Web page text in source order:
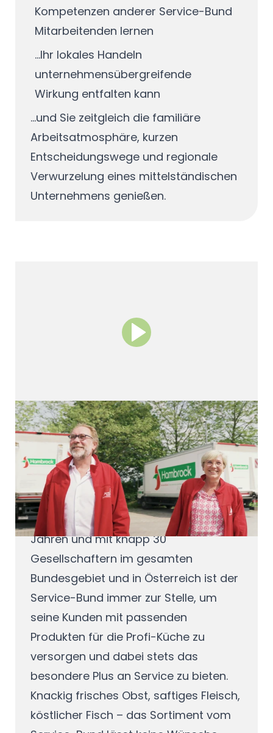
Kompetenzen anderer Service-Bund
Mitarbeitenden lernen
...Ihr lokales Handeln
unternehmensübergreifende
Wirkung entfalten kann
...und Sie zeitgleich die familiäre
Arbeitsatmosphäre, kurzen
Entscheidungswege und regionale
Verwurzelung eines mittelständischen
Unternehmens genießen.
50 Jahre Familien-Traditionen
Wer seine Gäste jeden Tag aufs Neue
verwöhnen will, der braucht einen
starken Partner an seiner Seite. Der
Service-Bund unterstützt Profi-Köche
im Außer-Haus-Markt. Seit mehr als 50
Jahren und mit knapp 30
Gesellschaftern im gesamten
Bundesgebiet und in Österreich ist der
Service-Bund immer zur Stelle, um
seine Kunden mit passenden
Produkten für die Profi-Küche zu
versorgen und dabei stets das
besondere Plus an Service zu bieten.
Knackig frisches Obst, saftiges Fleisch,
köstlicher Fisch – das Sortiment vom